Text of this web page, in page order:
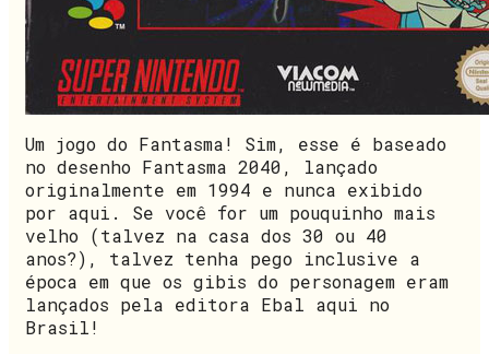
Um jogo do Fantasma! Sim, esse é baseado
no desenho Fantasma 2040, lançado
originalmente em 1994 e nunca exibido
por aqui. Se você for um pouquinho mais
velho (talvez na casa dos 30 ou 40
anos?), talvez tenha pego inclusive a
época em que os gibis do personagem eram
lançados pela editora Ebal aqui no
Brasil!